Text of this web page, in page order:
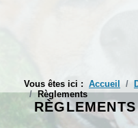
Vous êtes ici : Accueil
Règlements